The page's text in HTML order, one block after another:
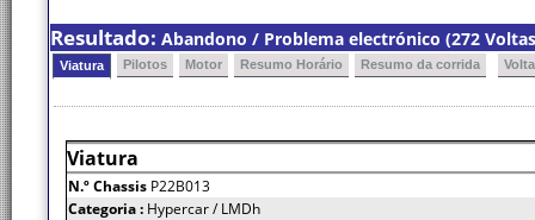
Resultado: Abandono / Problema electrónico (272
Viatura Pilotos Motor Resumo Horário Resumo da corrida
Viatura
N.º Chassis P22B013
Categoria : Hypercar / LMDh